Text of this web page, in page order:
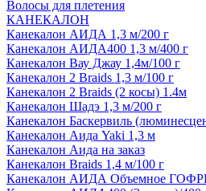
Волосы для плетения
КАНЕКАЛОН
Канекалон АИДА 1,3 м/200 г
Канекалон АИДА400 1,3 м/400 г
Канекалон Вау Джау 1,4м/100 г
Канекалон 2 Braids 1,3 м/100 г
Канекалон 2 Braids (2 косы) 1.4м
Канекалон Шадэ 1,3 м/200 г
Канекалон Баскервиль
Канекалон Аида Yaki 1,3 м
Канекалон Аида на заказ
Канекалон Braids 1,4 м/100 г
Канекалон АИДА Объемное